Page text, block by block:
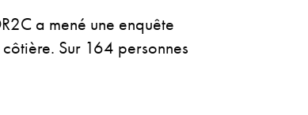
a mené une enquête
Sur 164 personnes